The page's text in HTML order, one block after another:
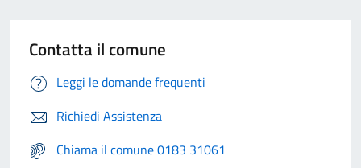
Contatta il comune
Leggi le domande frequenti
Richiedi Assistenza
Chiama il comune 0183 31061